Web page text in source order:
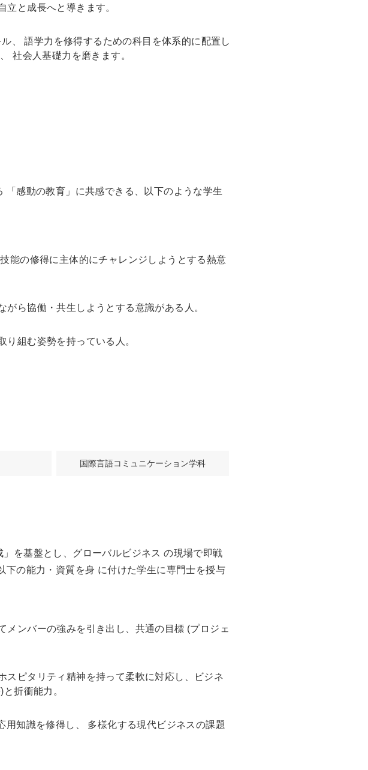
と成長へと導きます。
、 語学力を修得するための科目を体系的に配置し
社会人基礎力を磨きます。
感動の教育」に共感できる、以下のような学生
能の修得に主体的にチャレンジしようとする熱意
ら協働・共生しようとする意識がある人。
り組む姿勢を持っている人。
国際言語コミュニケーション学科
を基盤とし、グローバルビジネス の現場で即戦
の能力・資質を身 に付けた学生に専門士を授与
ンバーの強みを引き出し、共通の目標 (プロジェ
スピタリティ精神を持って柔軟に対応し、ビジネ
折衝能力。
知識を修得し、 多様化する現代ビジネスの課題